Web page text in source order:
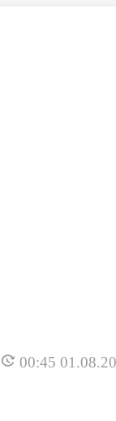
00:45